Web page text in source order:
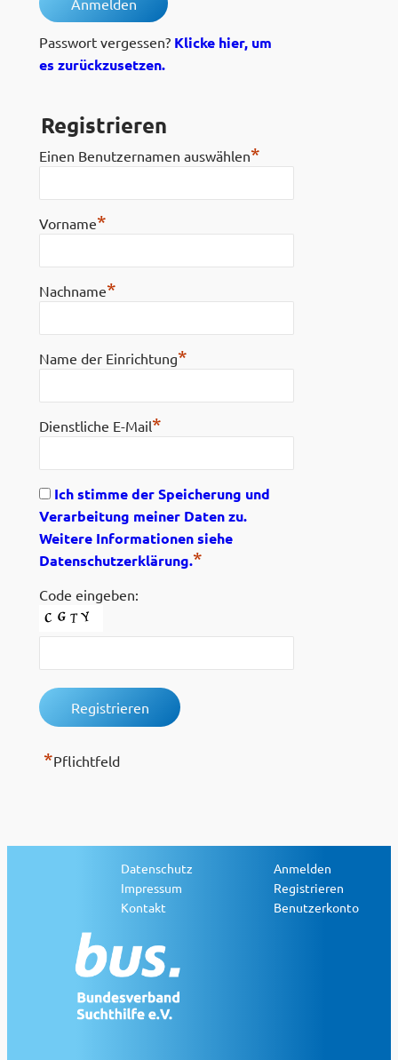
Passwort vergessen? Klicke hier, um
es zurückzusetzen.
Registrieren
Einen Benutzernamen auswählen*
Vorname*
Nachname*
Name der Einrichtung*
Dienstliche E-Mail*
Ich stimme der Speicherung und
Verarbeitung meiner Daten zu.
Weitere Informationen siehe
Datenschutzerklärung.*
Code eingeben:
*Pflichtfeld
Datenschutz
Impressum
Kontakt
Anmelden
Registrieren
Benutzerkonto